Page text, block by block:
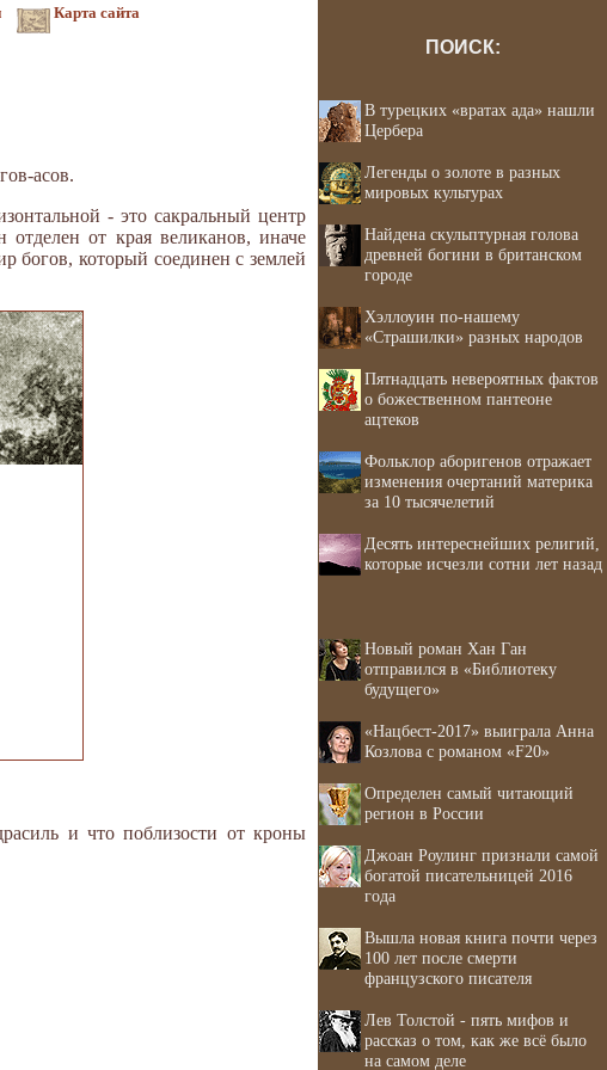
Карта сайта
асов.
- это сакральный центр
от края великанов, иначе
богов, который соединен с землей
и что поблизости от кроны
ПОИСК:
В турецких «вратах ада» нашли
Цербера
Легенды о золоте в разных
мировых культурах
Найдена скульптурная голова
древней богини в британском
городе
Хэллоуин по-нашему
«Страшилки» разных народов
Пятнадцать невероятных фактов
о божественном пантеоне
ацтеков
Фольклор аборигенов отражает
изменения очертаний материка
за 10 тысячелетий
Десять интереснейших религий,
которые исчезли сотни лет назад
Новый роман Хан Ган
отправился в «Библиотеку
будущего»
«Нацбест-2017» выиграла Анна
Козлова с романом «F20»
Определен самый читающий
регион в России
Джоан Роулинг признали самой
богатой писательницей 2016
года
Вышла новая книга почти через
100 лет после смерти
французского писателя
Лев Толстой - пять мифов и
рассказ о том, как же всё было
на самом деле